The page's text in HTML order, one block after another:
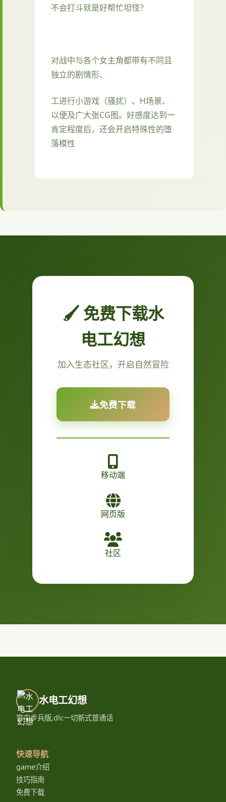
不会打斗就是好帮忙坦怪？
对战中与各个女主角都带有不同且
独立的剧情形、
工进行小游戏（骚扰）、H场景、
以便及广大张CG图。好感度达到一
肯定程度后，还会开启特殊性的堕
落模性
🖌️ 免费下载水
电工幻想
加入生态社区，开启自然冒险
免费下载
移动端
网页版
社区
水电工幻想
官中步兵版,dlc一切新式普通话
快速导航
game介绍
技巧指南
免费下载